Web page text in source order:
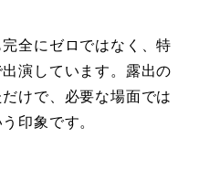
全にゼロではなく、特
演しています。露出の
けで、必要な場面では
印象です。